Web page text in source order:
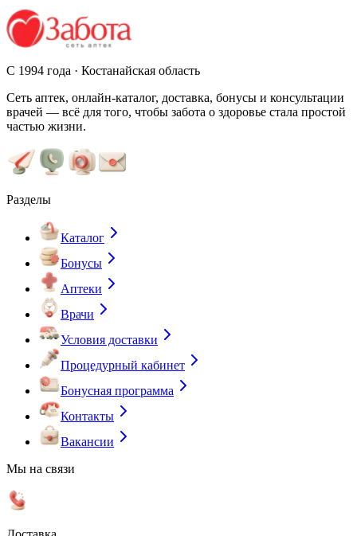
С 1994 года · Костанайская область
Сеть аптек, онлайн-каталог, доставка, бонусы и консультации
врачей — всё для того, чтобы забота о здоровье стала простой
частью жизни.
Разделы
Каталог
Бонусы
Аптеки
Врачи
Условия доставки
Процедурный кабинет
Бонусная программа
Контакты
Вакансии
Мы на связи